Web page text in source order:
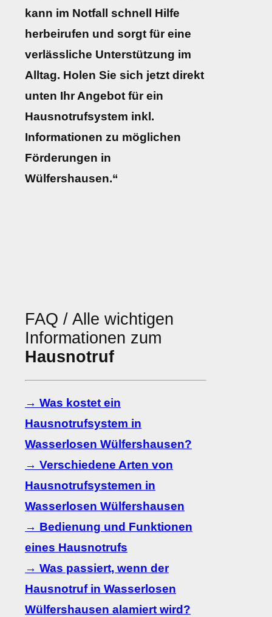
kann im Notfall schnell Hilfe
herbeirufen und sorgt für eine
verlässliche Unterstützung im
Alltag. Holen Sie sich jetzt direkt
unten Ihr Angebot für ein
Hausnotrufsystem inkl.
Informationen zu möglichen
Förderungen in
Wülfershausen.“
FAQ / Alle wichtigen
Informationen zum
Hausnotruf
→ Was kostet ein
Hausnotrufsystem in
Wasserlosen Wülfershausen?
→ Verschiedene Arten von
Hausnotrufsystemen in
Wasserlosen Wülfershausen
→ Bedienung und Funktionen
eines Hausnotrufs
→ Was passiert, wenn der
Hausnotruf in Wasserlosen
Wülfershausen alamiert wird?